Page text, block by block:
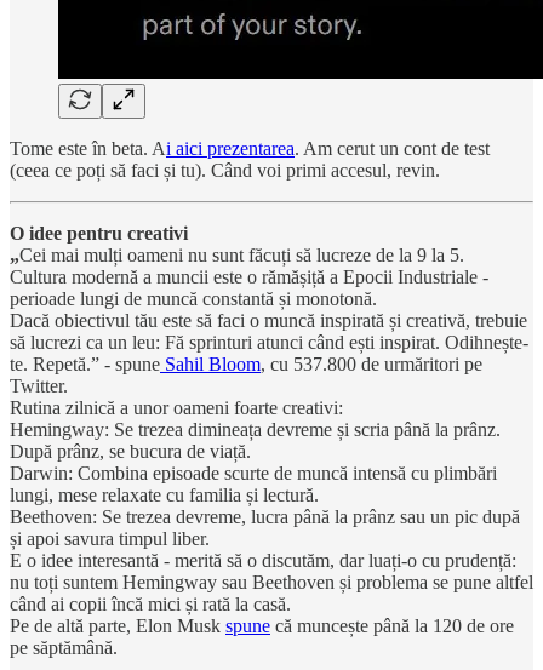
Tome este în beta. Ai aici prezentarea. Am cerut un cont de test
(ceea ce poți să faci și tu). Când voi primi accesul, revin.
O idee pentru creativi
„Cei mai mulți oameni nu sunt făcuți să lucreze de la 9 la 5.
Cultura modernă a muncii este o rămășiță a Epocii Industriale -
perioade lungi de muncă constantă și monotonă.
Dacă obiectivul tău este să faci o muncă inspirată și creativă, trebuie
să lucrezi ca un leu: Fă sprinturi atunci când ești inspirat. Odihnește-
te. Repetă.” - spune Sahil Bloom, cu 537.800 de urmăritori pe
Twitter.
Rutina zilnică a unor oameni foarte creativi:
Hemingway: Se trezea dimineața devreme și scria până la prânz.
După prânz, se bucura de viață.
Darwin: Combina episoade scurte de muncă intensă cu plimbări
lungi, mese relaxate cu familia și lectură.
Beethoven: Se trezea devreme, lucra până la prânz sau un pic după
și apoi savura timpul liber.
E o idee interesantă - merită să o discutăm, dar luați-o cu prudență:
nu toți suntem Hemingway sau Beethoven și problema se pune altfel
când ai copii încă mici și rată la casă.
Pe de altă parte, Elon Musk spune că muncește până la 120 de ore
pe săptămână.